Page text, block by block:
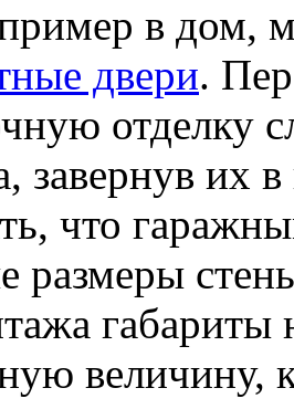
в дом,
двери.
отделку
завернув их
что
размеры
габариты
величину,